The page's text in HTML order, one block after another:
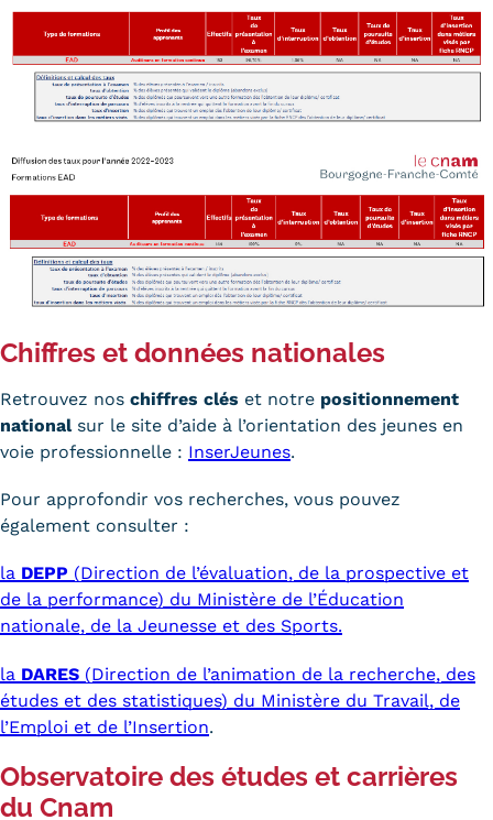
Chiffres et données nationales
Retrouvez nos chiffres clés et notre positionnement
nationalsur le site d’aide à l’orientation des jeunes en
voie professionnelle : InserJeunes.
Pour approfondir vos recherches, vous pouvez
également consulter :
la DEPP (Direction de l’évaluation, de la prospective et
de la performance) du Ministère de l’Éducation
nationale, de la Jeunesse et des Sports.
la DARES (Direction de l’animation de la recherche, des
études et des statistiques) du Ministère du Travail, de
l’Emploi et de l’Insertion.
Observatoire des études et carrières
du Cnam